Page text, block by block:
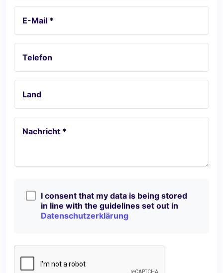
E-Mail *
Telefon
Land
Nachricht *
I consent that my data is being stored
in line with the guidelines set out in
Datenschutzerklärung